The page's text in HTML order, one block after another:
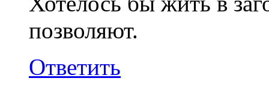
позволяют.
Ответить